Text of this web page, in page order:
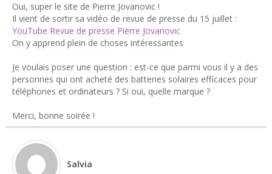
Oui, super le site de Pierre Jovanovic !
Il vient de sortir sa vidéo de revue de presse du 15 juillet :
YouTube Revue de presse Pierre Jovanovic
On y apprend plein de choses intéressantes
Je voulais poser une question : est-ce que parmi vous il y a des
personnes qui ont acheté des batteries solaires efficaces pour
téléphones et ordinateurs ? Si oui, quelle marque ?
Merci, bonne soirée !
Salvia